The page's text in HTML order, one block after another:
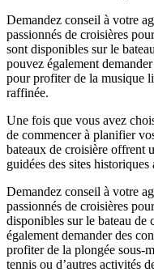
Demandez conseil à votre
passionnés de croisières
sont disponibles sur le
pouvez également
pour profiter de la musique
raffinée.
Une fois que vous avez
de commencer à planifier
bateaux de croisière offrent
guidées des sites
Demandez conseil à votre
passionnés de croisières
disponibles sur le bateau
également demander des
profiter de la plongée sous-
tennis ou d’autres activités